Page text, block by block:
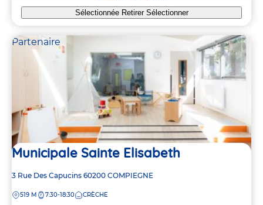
Sélectionnée Retirer Sélectionner
Partenaire
Municipale Sainte Elisabeth
Adresse
la
3 Rue Des Capucins 60200 COMPIEGNE
DISTANCE
519 M 7:30-18:30 CRÈCHE